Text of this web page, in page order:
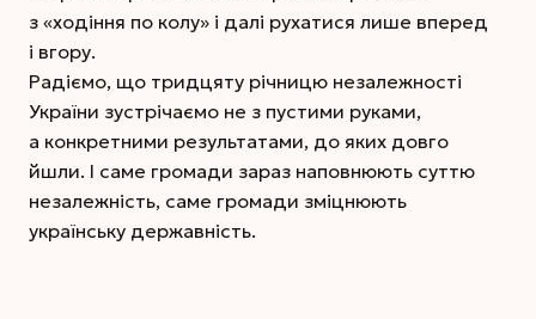
з «ходіння по колу» і далі рухатися лише вперед
і вгору.
Радіємо, що тридцяту річницю незалежності
України зустрічаємо не з пустими руками,
а конкретними результатами, до яких довго
йшли. І саме громади зараз наповнюють суттю
незалежність, саме громади зміцнюють
українську державність.